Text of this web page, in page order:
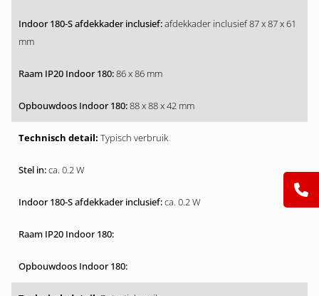
afdekkader inclusief 87 x 87 x 61
mm
86 x 86 mm
88 x 88 x 42 mm
Typisch verbruik
ca. 0.2 W
ca. 0.2 W